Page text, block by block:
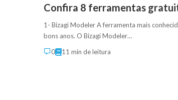
Confira 8 ferramentas
1- Bizagi Modeler A ferramenta mais
bons anos. O Bizagi Modeler…
0
11 min de leitura